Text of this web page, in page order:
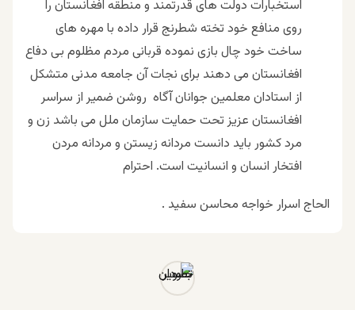
استخبارات دولت های قدرتمند و منطقه افغانستان را
روی منافع خود تخته شطرنج قرار داده با مهره های
ساخت خود چال بازی نموده قربانی مردم مظلوم بی دفاع
افغانستان می دهند برای نجات آن جامعه مدنی متشکل
از استادان معلمین جوانان آگاه روشن ضمیر از سراسر
افغانستان عزیز تحت حمایت سازمان ملل می باشد زن و
مرد کشور باید دانست مردانه زیستن و مردانه مردن
افتخار انسان و انسانیت است. احترام
الحاج اسرار خواجه محاسن سفید .